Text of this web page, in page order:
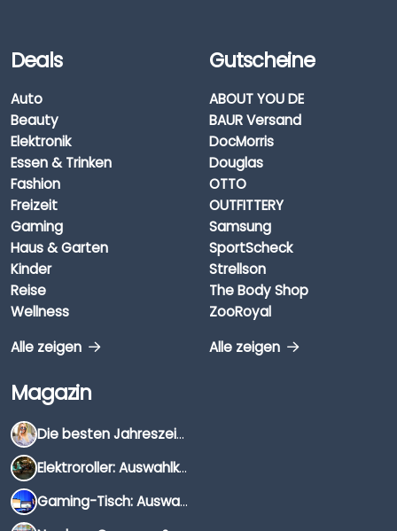
Deals
Auto
Beauty
Elektronik
Essen & Trinken
Fashion
Freizeit
Gaming
Haus & Garten
Kinder
Reise
Wellness
Alle zeigen
Gutscheine
ABOUT YOU DE
BAUR Versand
DocMorris
Douglas
OTTO
OUTFITTERY
Samsung
SportScheck
Strellson
The Body Shop
ZooRoyal
Alle zeigen
Magazin
Die besten Jahreszeiten für Schnäppchenjäger
Elektroroller: Auswahlkriterien, Unterschiede & Tipps
Gaming-Tisch: Auswahlkriterien, Unterschiede & Tipps